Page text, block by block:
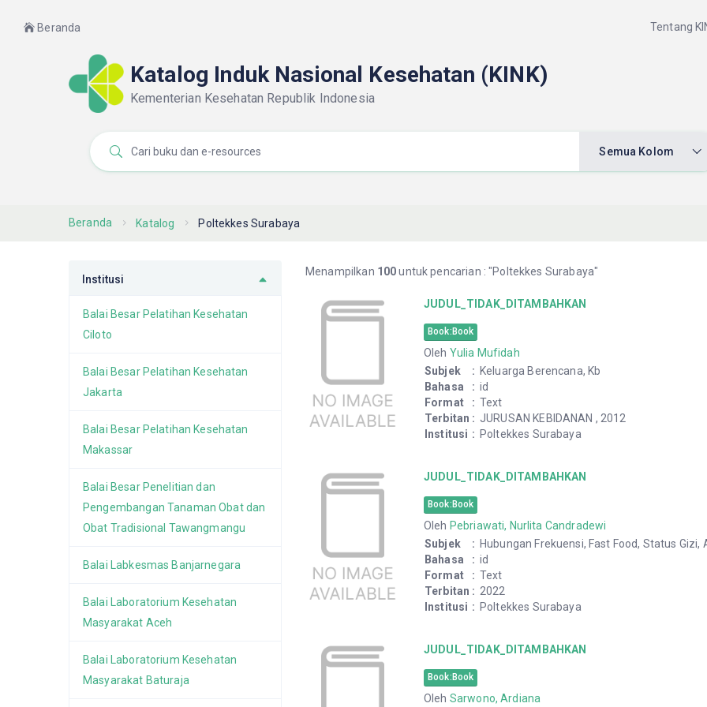
Beranda Tentang
Katalog Induk Nasional Kesehatan (KINK)
Kementerian Kesehatan Republik Indonesia
Semua Kolom
Beranda Katalog Poltekkes Surabaya
Institusi
Balai Besar Pelatihan Kesehatan
Ciloto
Balai Besar Pelatihan Kesehatan
Jakarta
Balai Besar Pelatihan Kesehatan
Makassar
Balai Besar Penelitian dan
Pengembangan Tanaman Obat dan
Obat Tradisional Tawangmangu
Balai Labkesmas Banjarnegara
Balai Laboratorium Kesehatan
Masyarakat Aceh
Balai Laboratorium Kesehatan
Masyarakat Baturaja
Menampilkan 100untuk pencarian : "Poltekkes Surabaya"
JUDUL_TIDAK_DITAMBAHKAN
Book:Book
Oleh Yulia Mufidah
Subjek
: Keluarga Berencana, Kb
Bahasa
: id
Format
: Text
Terbitan : JURUSAN KEBIDANAN , 2012
Institusi : Poltekkes Surabaya
JUDUL_TIDAK_DITAMBAHKAN
Book:Book
Oleh Pebriawati, Nurlita Candradewi
Subjek
: Hubungan Frekuensi, Fast Food, Status Gizi,
Bahasa
: id
Format
: Text
Terbitan : 2022
Institusi : Poltekkes Surabaya
JUDUL_TIDAK_DITAMBAHKAN
Book:Book
Oleh Sarwono, Ardiana